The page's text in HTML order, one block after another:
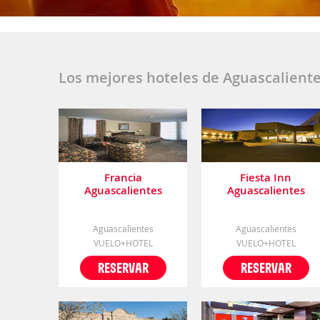
Los mejores hoteles de
Francia
Aguascalientes
Aguascalientes
VUELO+HOTEL
RESERVAR
Fiesta Inn
Aguascalientes
Aguascalientes
VUELO+HOTEL
RESERVAR